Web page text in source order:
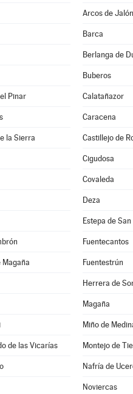
Arcos de Jalón
Barca
Berlanga de
Buberos
Pinar Calatañazor
Caracena
la Sierra Castillejo de
Cigudosa
Covaleda
Deza
Estepa de
Fuentecantos
Magaña Fuentestrún
Herrera de
Magaña
Miño de
de las Vicarías Montejo de
Nafría de
Noviercas